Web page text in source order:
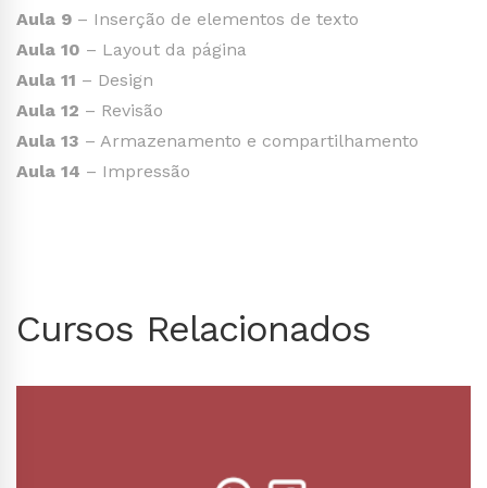
Aula 9 – Inserção de elementos de texto
Aula 10 – Layout da página
Aula 11 – Design
Aula 12 – Revisão
Aula 13 – Armazenamento e compartilhamento
Aula 14 – Impressão
Cursos Relacionados